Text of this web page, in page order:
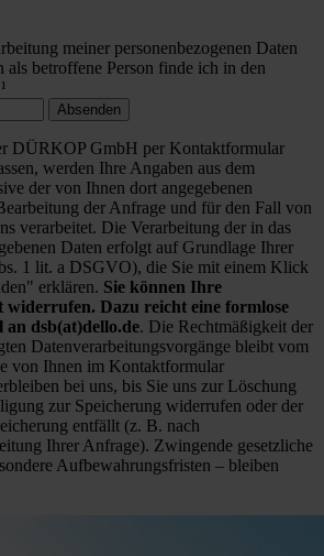
meiner personenbezogenen Daten
als betroffene Person finde ich in den
Absenden
DÜRKOP GmbH per Kontaktformular
werden Ihre Angaben aus dem
der von Ihnen dort angegebenen
der Anfrage und für den Fall von
verarbeitet. Die Verarbeitung der in das
Daten erfolgt auf Grundlage Ihrer
1 lit. a DSGVO), die Sie mit einem Klick
erklären. Sie können Ihre
Dazu reicht eine formlose
dsb(at)dello.de. Die Rechtmäßigkeit der
Datenverarbeitungsvorgänge bleibt vom
von Ihnen im Kontaktformular
bei uns, bis Sie uns zur Löschung
zur Speicherung widerrufen oder der
entfällt (z. B. nach
Ihrer Anfrage). Zwingende gesetzliche
Aufbewahrungsfristen – bleiben